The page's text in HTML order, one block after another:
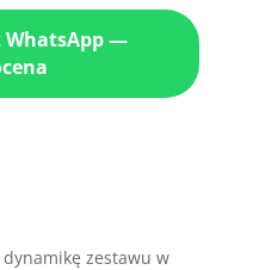
WhatsApp —
zestawu w